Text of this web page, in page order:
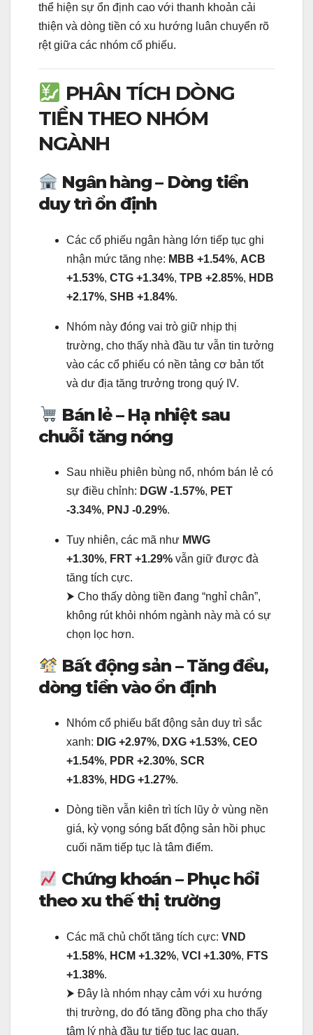
thể hiện sự ổn định cao với thanh khoản cải
thiện và dòng tiền có xu hướng luân chuyển rõ
rệt giữa các nhóm cổ phiếu.
PHÂN TÍCH DÒNG
TIỀN THEO NHÓM
NGÀNH
Ngân hàng – Dòng tiền
duy trì ổn định
Các cổ phiếu ngân hàng lớn tiếp tục ghi
nhận mức tăng nhẹ: MBB +1.54%, ACB
+1.53%, CTG +1.34%, TPB +2.85%, HDB
+2.17%, SHB +1.84%.
Nhóm này đóng vai trò giữ nhịp thị
trường, cho thấy nhà đầu tư vẫn tin tưởng
vào các cổ phiếu có nền tảng cơ bản tốt
và dư địa tăng trưởng trong quý IV.
Bán lẻ – Hạ nhiệt sau
chuỗi tăng nóng
Sau nhiều phiên bùng nổ, nhóm bán lẻ có
sự điều chỉnh: DGW -1.57%, PET
-3.34%, PNJ -0.29%.
Tuy nhiên, các mã như MWG
+1.30%, FRT +1.29% vẫn giữ được đà
tăng tích cực.
⮞ Cho thấy dòng tiền đang “nghỉ chân”,
không rút khỏi nhóm ngành này mà có sự
chọn lọc hơn.
Bất động sản – Tăng đều,
dòng tiền vào ổn định
Nhóm cổ phiếu bất động sản duy trì sắc
xanh: DIG +2.97%, DXG +1.53%, CEO
+1.54%, PDR +2.30%, SCR
+1.83%, HDG +1.27%.
Dòng tiền vẫn kiên trì tích lũy ở vùng nền
giá, kỳ vọng sóng bất động sản hồi phục
cuối năm tiếp tục là tâm điểm.
Chứng khoán – Phục hồi
theo xu thế thị trường
Các mã chủ chốt tăng tích cực: VND
+1.58%, HCM +1.32%, VCI +1.30%, FTS
+1.38%.
⮞ Đây là nhóm nhạy cảm với xu hướng
thị trường, do đó tăng đồng pha cho thấy
tâm lý nhà đầu tư tiếp tục lạc quan.